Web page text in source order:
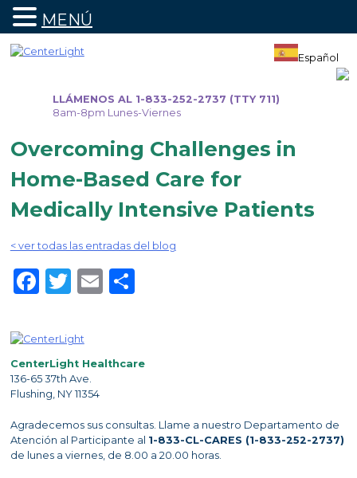
LLÁMENOS AL 1-833-252-2737 (TTY 711)
8am-8pm Lunes-Viernes
Español
Overcoming Challenges in
Home-Based Care for
Medically Intensive Patients
< ver todas las entradas del blog
Facebook
Twitter
EmailShare
CenterLight Healthcare
136-65 37th Ave.
Flushing, NY 11354
Agradecemos sus consultas. Llame a nuestro Departamento de
Atención al Participante al 1-833-CL-CARES (1-833-252-2737)
de lunes a viernes, de 8.00 a 20.00 horas.
MENÚ